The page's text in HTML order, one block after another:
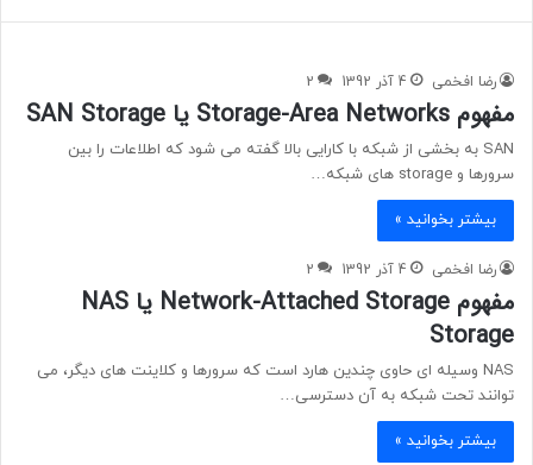
رضا افخمی 4 آذر 1392 2
مفهوم Storage-Area Networks یا SAN Storage
SAN به بخشی از شبکه با کارایی بالا گفته می شود که اطلاعات را بین
سرورها و storage های شبکه…
بیشتر بخوانید »
رضا افخمی 4 آذر 1392 2
مفهوم Network-Attached Storage یا NAS
Storage
NAS وسیله ای حاوی چندین هارد است که سرورها و کلاینت های دیگر، می
توانند تحت شبکه به آن دسترسی…
بیشتر بخوانید »